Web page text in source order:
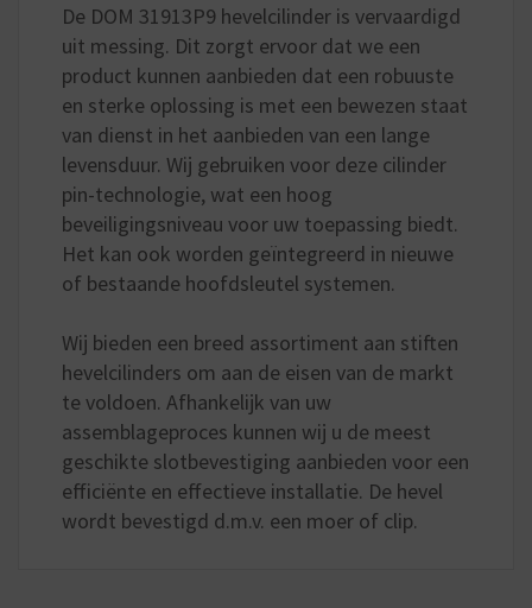
De DOM 31913P9 hevelcilinder is vervaardigd
uit messing. Dit zorgt ervoor dat we een
product kunnen aanbieden dat een robuuste
en sterke oplossing is met een bewezen staat
van dienst in het aanbieden van een lange
levensduur. Wij gebruiken voor deze cilinder
pin-technologie, wat een hoog
beveiligingsniveau voor uw toepassing biedt.
Het kan ook worden geïntegreerd in nieuwe
of bestaande hoofdsleutel systemen.
Wij bieden een breed assortiment aan stiften
hevelcilinders om aan de eisen van de markt
te voldoen. Afhankelijk van uw
assemblageproces kunnen wij u de meest
geschikte slotbevestiging aanbieden voor een
efficiënte en effectieve installatie. De hevel
wordt bevestigd d.m.v. een moer of clip.